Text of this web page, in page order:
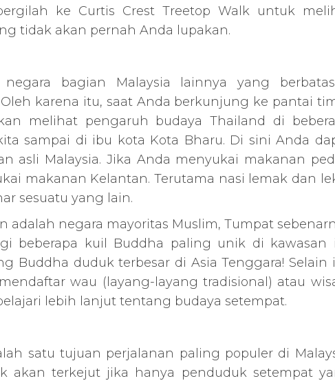
ke Curtis Crest Treetop Walk untuk
tidak akan pernah Anda lupakan.
bagian Malaysia lainnya yang
karena itu, saat Anda berkunjung ke pantai
melihat pengaruh budaya Thailand di
sampai di ibu kota Kota Bharu. Di sini Anda
asli Malaysia. Jika Anda menyukai makanan
makanan Kelantan. Terutama nasi lemak dan
sesuatu yang lain.
adalah negara mayoritas Muslim, Tumpat
beberapa kuil Buddha paling unik di kawasan
Buddha duduk terbesar di Asia Tenggara! Selain
wau (layang-layang tradisional) atau
lebih lanjut tentang budaya setempat.
satu tujuan perjalanan paling populer di
akan terkejut jika hanya penduduk setempat